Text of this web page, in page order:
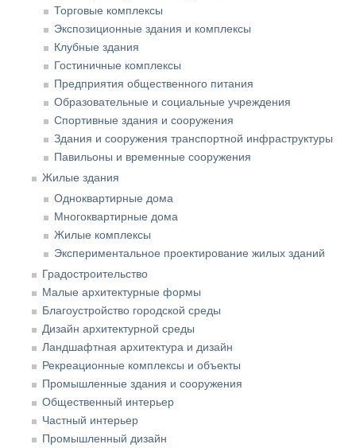
Торговые комплексы
Экспозиционные здания и комплексы
Клубные здания
Гостиничные комплексы
Предприятия общественного питания
Образовательные и социальные учреждения
Спортивные здания и сооружения
Здания и сооружения транспортной инфраструктуры
Павильоны и временные сооружения
Жилые здания
Одноквартирные дома
Многоквартирные дома
Жилые комплексы
Экспериментальное проектирование жилых зданий
Градостроительство
Малые архитектурные формы
Благоустройство городской среды
Дизайн архитектурной среды
Ландшафтная архитектура и дизайн
Рекреационные комплексы и объекты
Промышленные здания и сооружения
Общественный интерьер
Частный интерьер
Промышленный дизайн